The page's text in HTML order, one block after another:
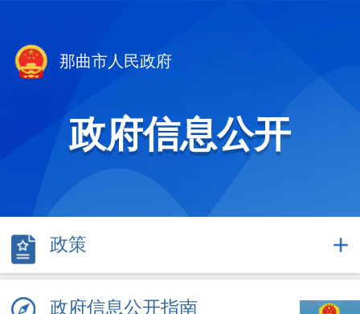
那曲市人民政府
政府信息公开
政策
政府信息公开指南